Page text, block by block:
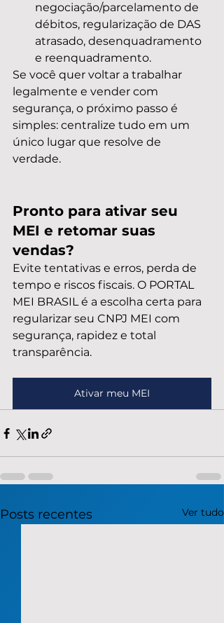
negociação/parcelamento de
débitos, regularização de DAS
atrasado, desenquadramento
e reenquadramento.
Se você quer voltar a trabalhar
legalmente e vender com
segurança, o próximo passo é
simples: centralize tudo em um
único lugar que resolve de
verdade.
Pronto para ativar seu
MEI e retomar suas
vendas?
Evite tentativas e erros, perda de
tempo e riscos fiscais. O PORTAL
MEI BRASIL é a escolha certa para
regularizar seu CNPJ MEI com
segurança, rapidez e total
transparência.
Ativar meu MEI
Posts recentes Ver tudo